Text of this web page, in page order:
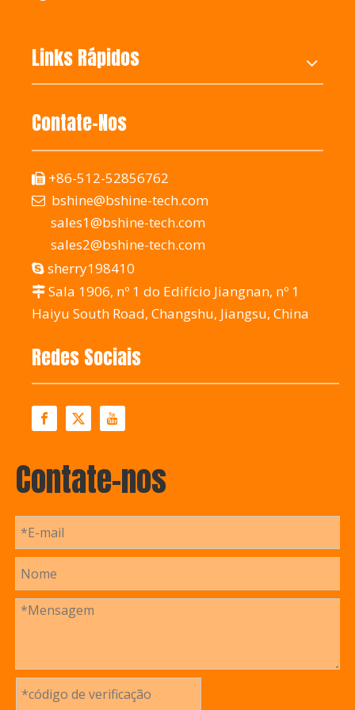
Links Rápidos
Contate-Nos
 +86-512-52856762
 bshine@bshine-tech.com
sales1@bshine-tech.com
sales2@bshine-tech.com
 sherry198410
 Sala 1906, nº 1 do Edifício Jiangnan, nº 1
Haiyu South Road, Changshu, Jiangsu, China
Redes Sociais
Contate-nos